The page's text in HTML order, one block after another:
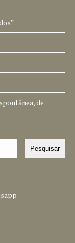
de
Pesquisar